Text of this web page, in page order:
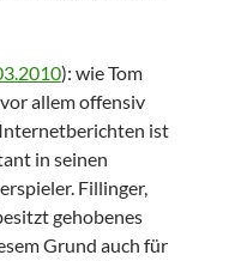
): wie Tom
allem offensiv
ist
in seinen
Fillinger,
gehobenes
Grund auch für